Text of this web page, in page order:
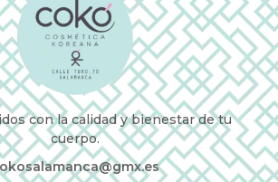
con la calidad y bienestar de tu
cuerpo.